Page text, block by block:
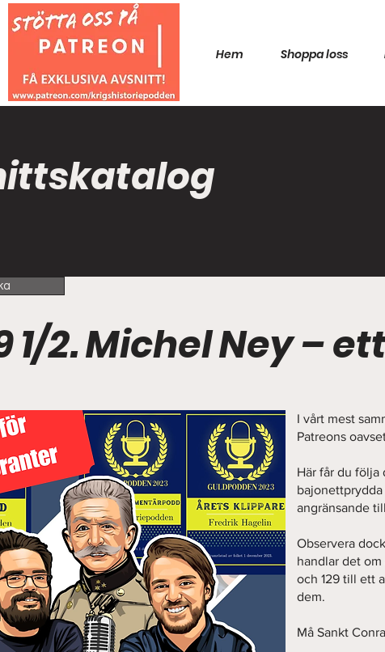
Hem Shoppa loss
1/2. Michel Ney –
I vårt mest
Patreons
Här får du följa
angränsande
Observera
handlar det
och 129 till ett
dem.
Må Sankt